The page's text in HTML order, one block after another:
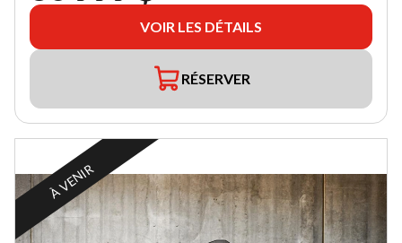
VOIR LES DÉTAILS
RÉSERVER
À VENIR